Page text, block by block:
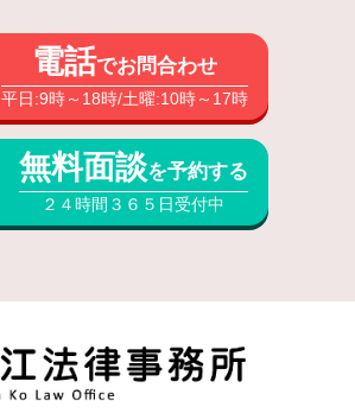
電話でお問合わせ
平日:9時～18時/土曜:10時～17時
無料面談を予約する
２４時間３６５日受付中